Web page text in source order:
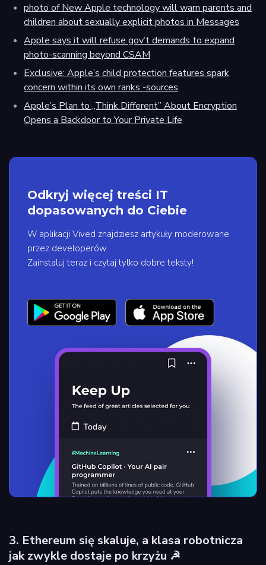
photo of New Apple technology will warn parents and
children about sexually explicit photos in Messages
Apple says it will refuse gov’t demands to expand
photo-scanning beyond CSAM
Exclusive: Apple’s child protection features spark
concern within its own ranks -sources
Apple’s Plan to „Think Different” About Encryption
Opens a Backdoor to Your Private Life
Odkryj więcej treści IT
dopasowanych do Ciebie
W aplikacji Vived znajdziesz artykuły moderowane
przez developerów.
Zainstaluj teraz i czytaj tylko dobre teksty!
3. Ethereum się skaluje, a klasa robotnicza
jak zwykle dostaje po krzyżu ☭